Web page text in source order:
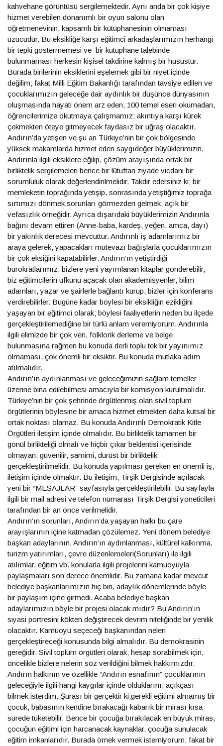
kahvehane görüntüsü sergilemektedir. Aynı anda bir çok kişiye
hizmet verebilen donanımlı bir oyun salonu olan
öğretmenevinin, kapsamlı bir kütüphanesinin olmaması
üzücüdür. Bu eksikliğe karşı eğitimci arkadaşlarımızın herhangi
bir tepki göstermemesi ve bir kütüphane talebinde
bulunmaması herkesin kişisel takdirine kalmış bir husustur.
Burada birilerinin eksiklerini eşelemek gibi bir niyet içinde
değilim; fakat Milli Eğitim Bakanlığı tarafından tavsiye edilen ve
çocuklarımızın geleceğe dair aydınlık bir düşünce dünyasının
oluşmasında hayati önem arz eden, 100 temel eseri okumadan,
öğrencilerimize okutmaya çalışmamız; akıntıya karşı kürek
çekmekten öteye gitmeyecek faydasız bir uğraş olacaktır.
Andırın’da yetişen ve şu an Türkiye’nin bir çok bölgesinde
yüksek makamlarda hizmet eden saygıdeğer büyüklerimizin,
Andırınla ilgili eksiklere eğilip, çözüm arayışında ortak bir
birliktelik sergilemeleri bence bir lütuftan ziyade vicdani bir
sorumluluk olarak değerlendirilmelidir. Takdir edersiniz ki; bir
memleketin toprağında yetişip, sonrasında yetiştiğimiz toprağa
sırtımızı dönmek,sorunları görmezden gelmek, açık bir
vefasızlık örneğidir. Ayrıca dışarıdaki büyüklerimizin Andırınla
bağını devam ettiren (Anne-baba, kardeş, yeğen, amca, dayı)
bir yakınlık derecesi mevcuttur. Andırınlı iş adamlarımız bir
araya gelerek, yapacakları mütevazı bağışlarla çocuklarımızın
bir çok eksiğini kapatabilirler. Andırın’ın yetiştirdiği
bürokratlarımız, bizlere yeni yayımlanan kitaplar gönderebilir,
biz eğitimcilerin ufkunu açacak olan akademisyenler, bilim
adamları, yazar ve şairlerle bağlantı kurup; bizler için konferans
verdirebilirler. Bugüne kadar böylesi bir eksikliğin ezikliğini
yaşayan bir eğitimci olarak; böylesi faaliyetlerin neden bu ilçede
gerçekleştirilemediğine bir türlü anlam veremiyorum. Andırınla
ilgili elimizde bir çok veri, folklorik derleme ve belge
bulunmasına rağmen bu konuda derli toplu tek bir yayınımız
olmaması, çok önemli bir eksiktir. Bu konuda mutlaka adım
atılmalıdır.
Andırın’ın aydınlanması ve geleceğimizin sağlam temeller
üzerine bina edilebilmesi amacıyla bir komisyon kurulmalıdır.
Türkiye’nin bir çok şehrinde örgütlenmiş olan sivil toplum
örgütlerinin böylesine bir amaca hizmet etmekten daha kutsal bir
ortak noktası olamaz. Bu konuda Andırınlı Demokratik Kitle
Örgütleri iletişim içinde olmalıdır. Bu birliktelik tamamen bir
gönül birlikteliği olmalı ve hiçbir çıkar beklentisi içerisinde
olmayan; güvenilir, samimi, dürüst bir birliktelik
gerçekleştirilmelidir. Bu konuda yapılması gereken en önemli iş,
iletişim içinde olmaktır. Bu iletişim, Tirşik Dergisinde açılacak
yeni bir “MESAJLAR” sayfasıyla gerçekleştirilebilir. Bu sayfayla
ilgili bir mail adresi ve telefon numarası Tirşik Dergisi yöneticileri
tarafından bir an önce verilmelidir.
Andırın’ın sorunları, Andırın’da yaşayan halkı bu çare
arayışlarının içine katmadan çözülemez. Yeni dönem belediye
başkan adaylarının, Andırın’ın aydınlanması, kültürel kalkınma,
turizm yatırımları, çevre düzenlemeleri(Sorunları) ile ilgili
atılımlar, eğitim vb. konularla ilgili projelerini kamuoyuyla
paylaşmaları son derece önemlidir. Bu zamana kadar mevcut
belediye başkanlarımızın hiç biri, adaylık dönemlerinde böyle
bir paylaşım içine girmedi. Acaba belediye başkan
adaylarımızın böyle bir projesi olacak mıdır? Bu Andırın’ın
siyasi portresini kökten değiştirecek devrim niteliğinde bir yenilik
olacaktır. Kamuoyu seçeceği başkanından neleri
gerçekleştireceği konusunda bilgi almalıdır. Bu demokrasinin
gereğidir. Sivil toplum örgütleri olarak; hesap sorabilmek için,
öncelikle bizlere nelerin söz verildiğini bilmek hakkımızdır.
Andırın halkının ve özellikle “Andırın esnafının” çocuklarının
geleceğiyle ilgili hangi kaygılar içinde olduklarını, açıkçası
bilmek isterdim. Şurası bir gerçektir ki;gerekli eğitimi almamış bir
çocuk, babasının kendine bırakacağı kabarık bir mirası kısa
sürede tüketebilir. Bence bir çocuğa bırakılacak en büyük miras,
çocuğun eğitimi için harcanacak kaynaklar, çocuğa sunulacak
eğitim imkanlarıdır. Burada örnek vermek istemiyorum; fakat bir